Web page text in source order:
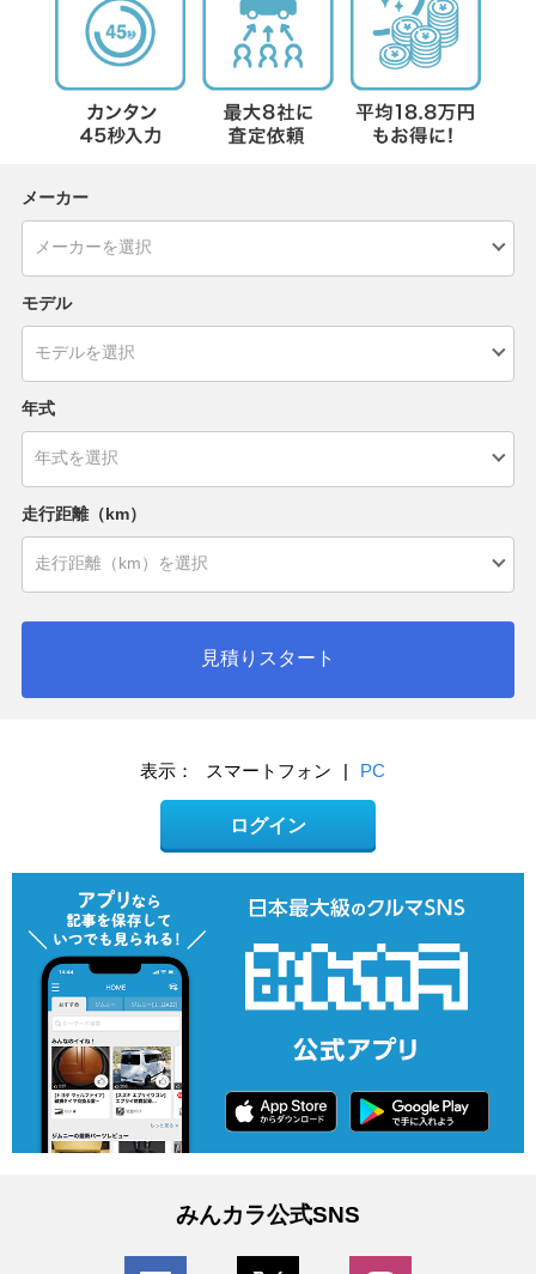
メーカー
モデル
年式
走行距離（km）
見積りスタート
表示： スマートフォン | PC
ログイン
みんカラ公式SNS